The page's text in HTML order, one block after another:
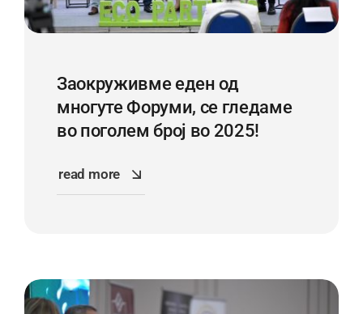
Заокруживме еден од
многуте Форуми, се гледаме
во поголем број во 2025!
read more